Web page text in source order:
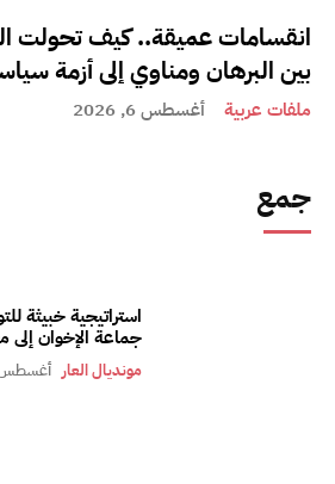
انقسامات عميقة.. كيف تحولت
بين البرهان ومناوي إلى أزمة
ملفات عربية أغسطس 6, 2026
جمع
استراتيجية خبيثة
جماعة الإخوان إلى
مونديال العار أغسطس 6,